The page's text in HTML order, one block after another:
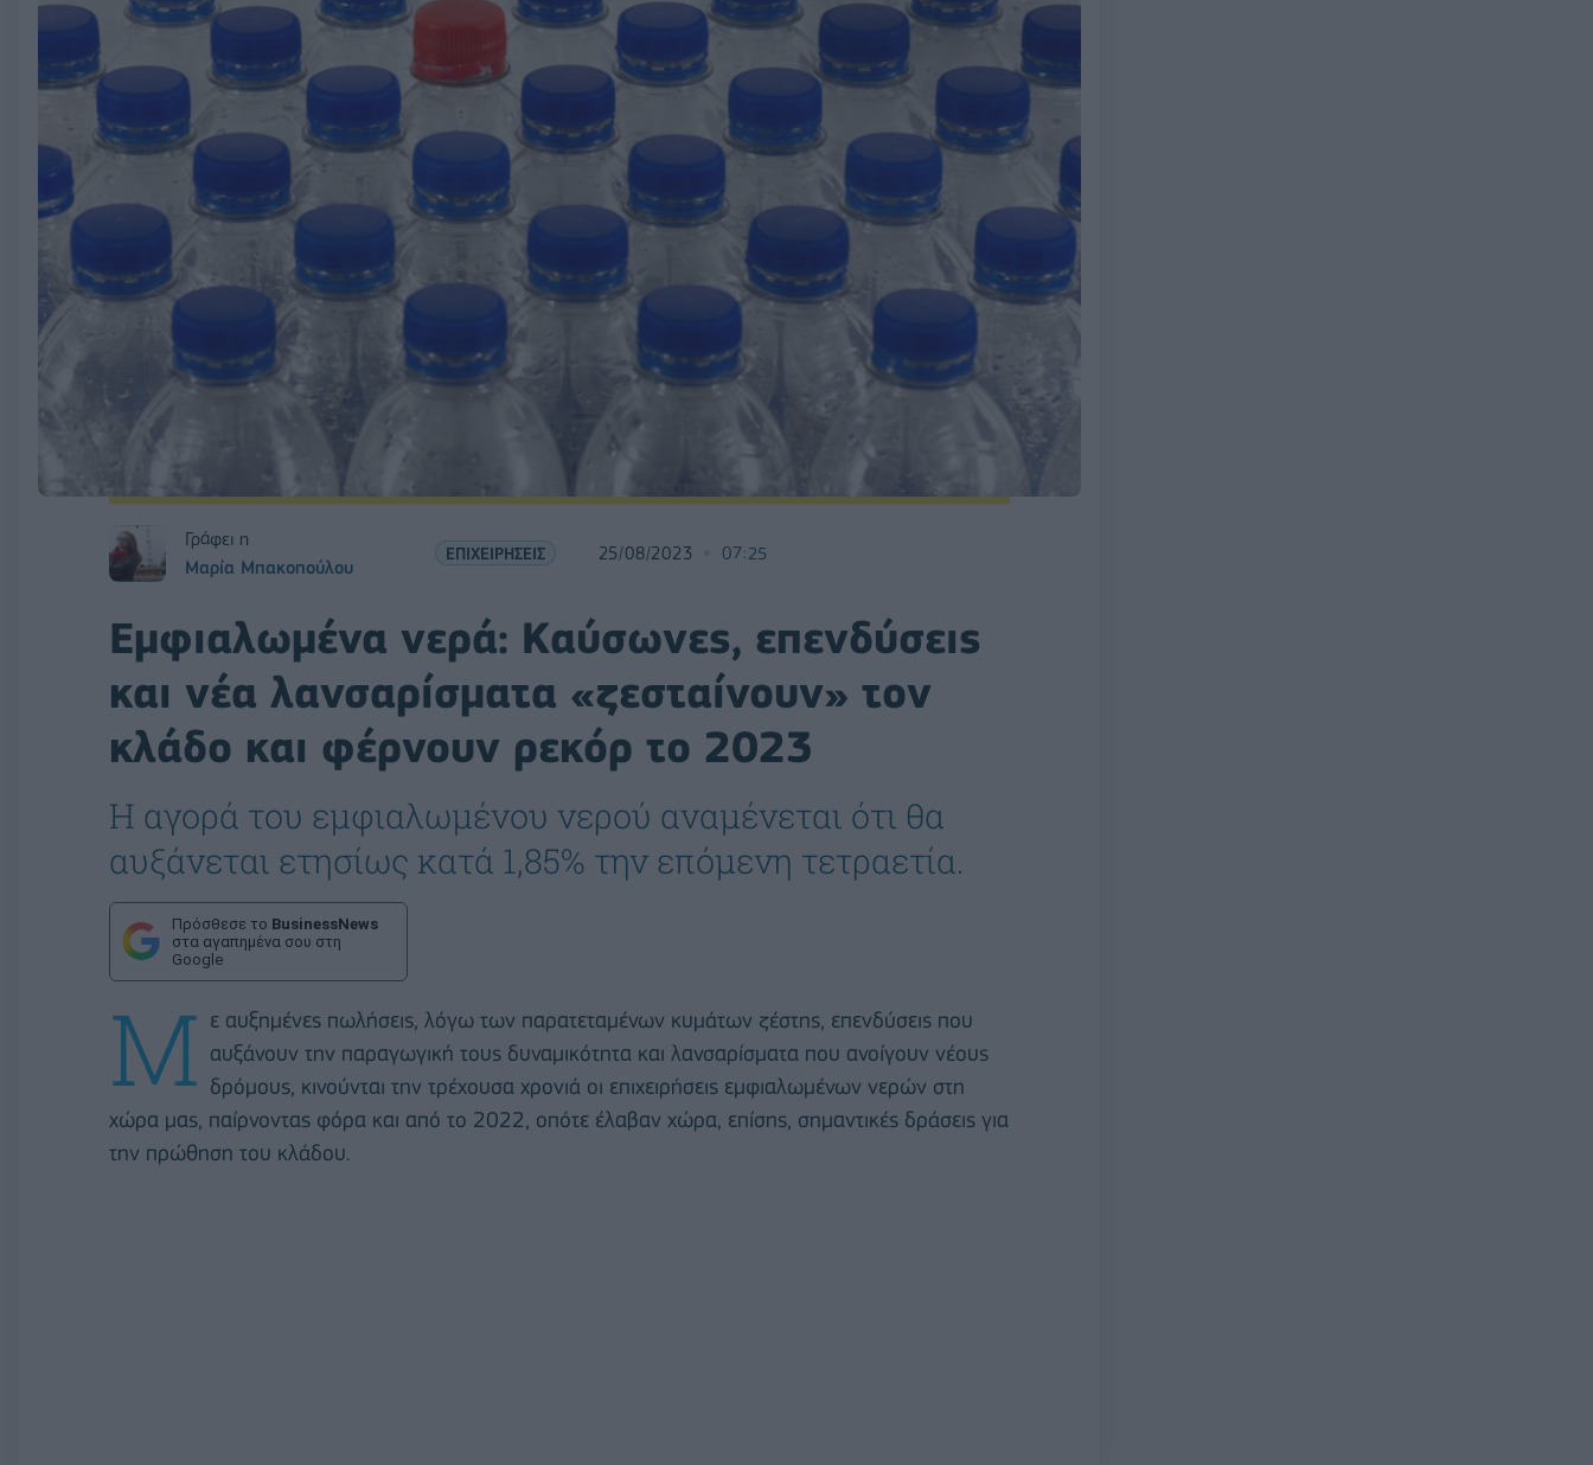
Γράφει η
Μαρία Μπακοπούλου
ΕΠΙΧΕΙΡΗΣΕΙΣ 25/08/2023 07:25
Εμφιαλωμένα νερά: Καύσωνες, επενδύσεις
και νέα λανσαρίσματα «ζεσταίνουν» τον
κλάδο και φέρνουν ρεκόρ το 2023
Η αγορά του εμφιαλωμένου νερού αναμένεται ότι θα
αυξάνεται ετησίως κατά 1,85% την επόμενη τετραετία.
Πρόσθεσε το BusinessNews
στα αγαπημένα σου στη
Google
M ε αυξημένες πωλήσεις, λόγω των παρατεταμένων κυμάτων ζέστης, επενδύσεις που
αυξάνουν την παραγωγική τους δυναμικότητα και λανσαρίσματα που ανοίγουν νέους
δρόμους, κινούνται την τρέχουσα χρονιά οι επιχειρήσεις εμφιαλωμένων νερών στη
χώρα μας, παίρνοντας φόρα και από το 2022, οπότε έλαβαν χώρα, επίσης, σημαντικές δράσεις για
την πρώθηση του κλάδου.